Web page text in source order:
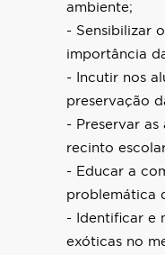
ambiente;
- Sensibilizar
importância
- Incutir nos
preservação
- Preservar as
recinto
- Educar a
problemática
- Identificar e
exóticas no